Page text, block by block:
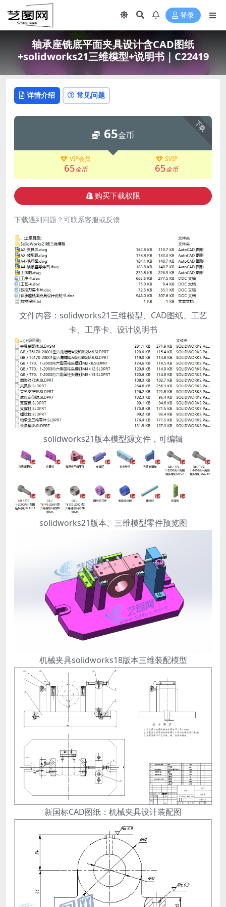
登录
轴承座铣底平面夹具设计含CAD图纸
+solidworks21三维模型+说明书｜C22419
详情介绍 常见问题
下载
65金币
VIP会员
65金币
SVIP
65金币
购买下载权限
下载遇到问题？可联系客服或反馈
文件内容：solidworks21三维模型、CAD图纸、工艺
卡、工序卡、设计说明书
solidworks21版本模型源文件，可编辑
solidworks21版本、三维模型零件预览图
机械夹具solidworks18版本三维装配模型
新国标CAD图纸：机械夹具设计装配图